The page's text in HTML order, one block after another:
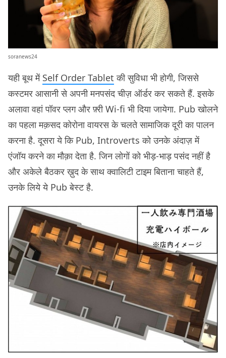
soranews24
यही बूथ में Self Order Tablet की सुविधा भी होगी, जिससे
कस्टमर आसानी से अपनी मनपसंद चीज़ ऑर्डर कर सकते हैं. इसके
अलावा वहां पॉवर प्लग और फ़्री Wi-fi भी दिया जायेगा. Pub खोलने
का पहला मक़सद कोरोना वायरस के चलते सामाजिक दूरी का पालन
करना है. दूसरा ये कि Pub, Introverts को उनके अंदाज़ में
एंजॉय करने का मौक़ा देता है. जिन लोगों को भीड़-भाड़ पसंद नहीं है
और अकेले बैठकर ख़ुद के साथ क्वालिटी टाइम बिताना चाहते हैं,
उनके लिये ये Pub बेस्ट है.